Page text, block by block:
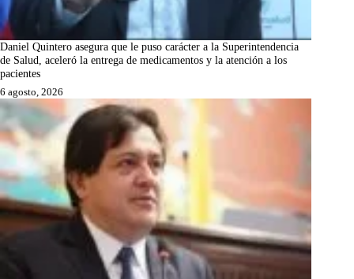
Daniel Quintero asegura que le puso carácter a la Superintendencia
de Salud, aceleró la entrega de medicamentos y la atención a los
pacientes
6 agosto, 2026